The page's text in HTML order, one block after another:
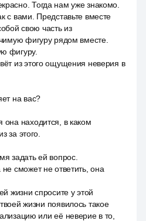
Тогда нам уже знакомо.
с вами. Представьте вместе
свою часть из
фигуру рядом вместе.
фигуру.
из этого ощущения неверия в
на вас?
она находится, в каком
за этого.
задать ей вопрос.
сможет не ответить, она
жизни спросите у этой
жизни появилось такое
или её неверие в то,